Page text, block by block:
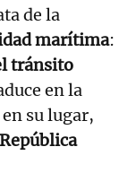
de la
marítima:
tránsito
en la
su lugar,